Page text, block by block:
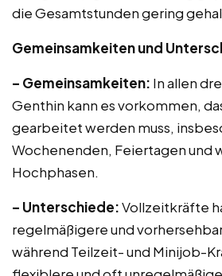
die Gesamtstunden gering
Gemeinsamkeiten und
– Gemeinsamkeiten: In allen
Genthin kann es vorkommen,
gearbeitet werden muss,
Wochenenden, Feiertagen und
Hochphasen.
– Unterschiede:Vollzeitkräfte
regelmäßigere und
während Teilzeit- und Minijob-